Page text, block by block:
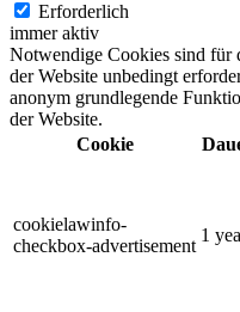
Erforderlich
immer aktiv
Notwendige Cookies sind für
der Website unbedingt
anonym grundlegende
der Website.
Cookie
cookielawinfo-
checkbox-advertisement
1